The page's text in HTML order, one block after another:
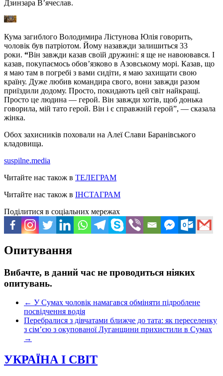
Дзинзара В’ячеслав.
Кума загиблого Володимира Лістунова Юлія говорить,
чоловік був патріотом. Йому назавжди залишиться 33
роки. “Він завжди казав своїй дружині: я ще не навоювався. І
казав, покупаємось обов’язково в Азовському морі. Казав, що
я маю там в погребі з вами сидіти, я маю захищати свою
країну. Дуже любив командира свого, вони завжди разом
приїздили додому. Просто, покидають цей світ найкращі.
Просто це людина — герой. Він завжди хотів, щоб донька
говорила, мій тато герой. Він і є справжній герой”, — сказала
жінка.
Обох захисників поховали на Алеї Слави Баранівського
кладовища.
suspilne.media
Читайте нас також в ТЕЛЕГРАМ
Читайте нас також в ІНСТАГРАМ
Поділитися в соціальних мережах
Опитування
Вибачте, в даний час не проводиться ніяких
опитувань.
← У Сумах чоловік намагався обміняти підроблене
посвідчення водія
Перебралися з дівчатами ближче до тата: як переселенку
з сім’єю з окупованої Луганщини прихистили в Сумах
→
УКРАЇНА І СВІТ